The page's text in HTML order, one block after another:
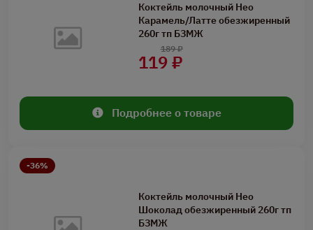
Коктейль молочный Нео
Карамель/Латте обезжиренный
260г тп БЗМЖ
119 ₽
189 ₽
Подробнее о товаре
-36%
Коктейль молочный Нео
Шоколад обезжиренный 260г тп
БЗМЖ